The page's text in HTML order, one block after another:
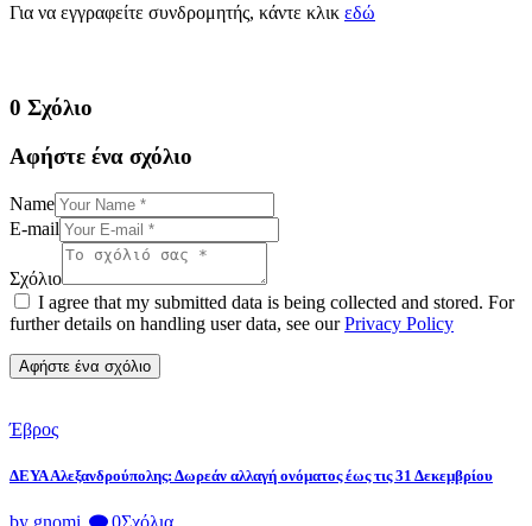
Για να εγγραφείτε συνδρομητής, κάντε κλικ εδώ
0 Σχόλιο
Αφήστε ένα σχόλιο
Name
E-mail
Σχόλιο
I agree that my submitted data is being collected and stored. For
further details on handling user data, see ourPrivacy Policy
Έβρος
ΔΕΥΑ Αλεξανδρούπολης: Δωρεάν αλλαγή ονόματος έως τις 31 Δεκεμβρίου
by gnomi 0Σχόλια